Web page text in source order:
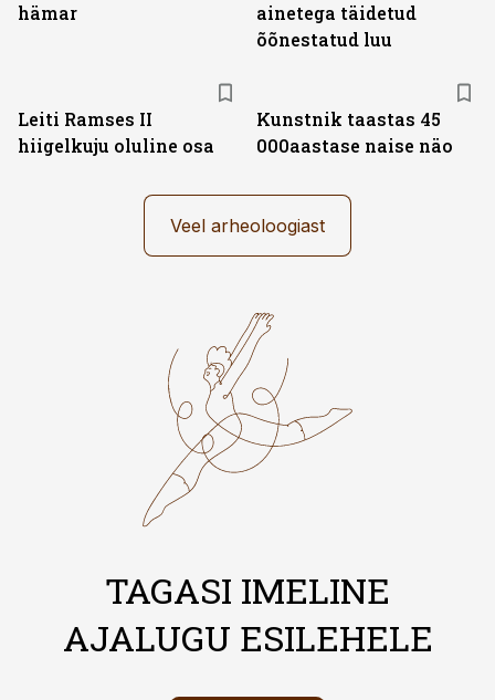
hämar
ainetega täidetud
õõnestatud luu
Leiti Ramses II
hiigelkuju oluline osa
Kunstnik taastas 45
000aastase naise näo
Veel arheoloogiast
TAGASI IMELINE
AJALUGU ESILEHELE